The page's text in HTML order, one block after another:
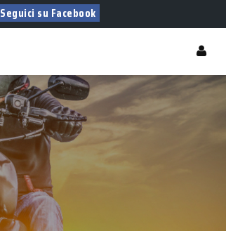
Seguici su Facebook